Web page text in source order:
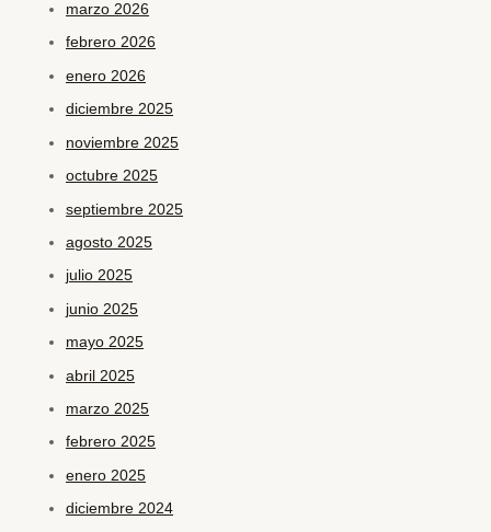
marzo 2026
febrero 2026
enero 2026
diciembre 2025
noviembre 2025
octubre 2025
septiembre 2025
agosto 2025
julio 2025
junio 2025
mayo 2025
abril 2025
marzo 2025
febrero 2025
enero 2025
diciembre 2024